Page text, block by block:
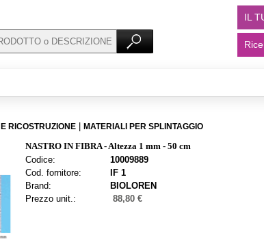
IL
RICOSTRUZIONE MATERIALI PER SPLINTAGGIO
NASTRO IN FIBRA - Altezza 1 mm - 50 cm
Codice:
10009889
Cod. fornitore:
IF 1
Brand:
BIOLOREN
Prezzo unit.:
88,80 €